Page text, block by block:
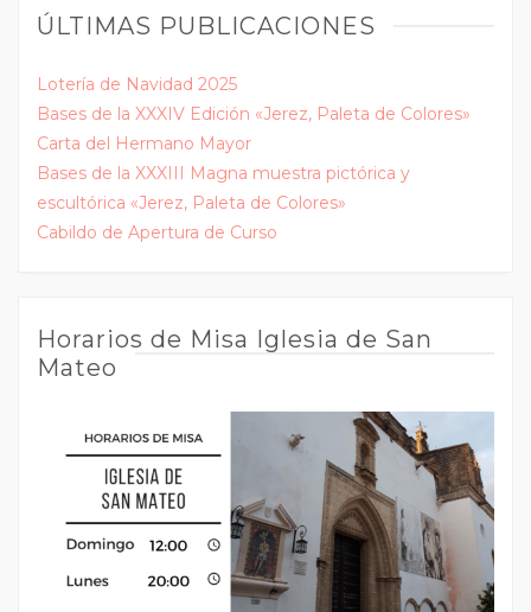
ÚLTIMAS PUBLICACIONES
Lotería de Navidad 2025
Bases de la XXXIV Edición «Jerez, Paleta de Colores»
Carta del Hermano Mayor
Bases de la XXXIII Magna muestra pictórica y
escultórica «Jerez, Paleta de Colores»
Cabildo de Apertura de Curso
Horarios de Misa Iglesia de San
Mateo